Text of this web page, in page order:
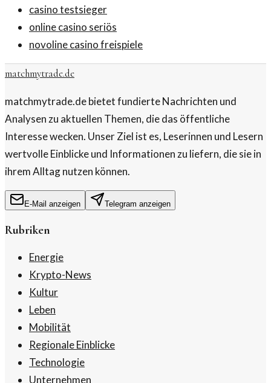
casino testsieger
online casino seriös
novoline casino freispiele
matchmytrade.de
matchmytrade.de bietet fundierte Nachrichten und
Analysen zu aktuellen Themen, die das öffentliche
Interesse wecken. Unser Ziel ist es, Leserinnen und Lesern
wertvolle Einblicke und Informationen zu liefern, die sie in
ihrem Alltag nutzen können.
E-Mail anzeigen Telegram anzeigen
Rubriken
Energie
Krypto-News
Kultur
Leben
Mobilität
Regionale Einblicke
Technologie
Unternehmen